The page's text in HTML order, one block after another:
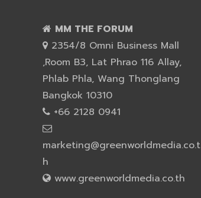
MM THE FORUM
2354/8 Omni Business Mall
,Room B3, Lat Phrao 116 Allay,
Phlab Phla, Wang Thonglang
Bangkok 10310
+66 2128 0941
marketing@greenworldmedia.co.t
h
www.greenworldmedia.co.th